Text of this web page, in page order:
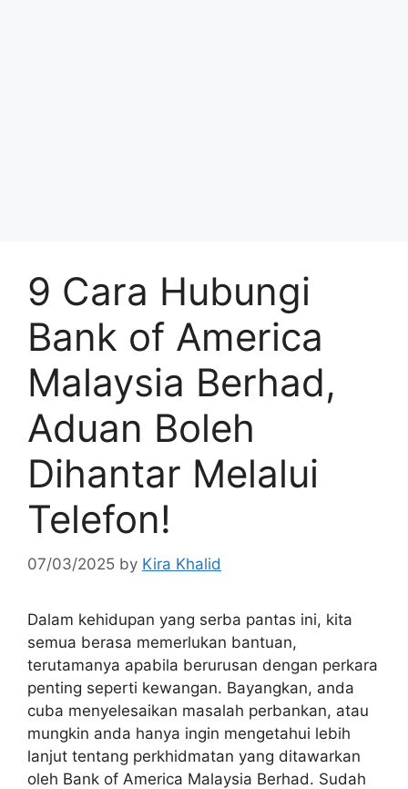
9 Cara Hubungi
Bank of America
Malaysia Berhad,
Aduan Boleh
Dihantar Melalui
Telefon!
07/03/2025 by Kira Khalid
Dalam kehidupan yang serba pantas ini, kita
semua berasa memerlukan bantuan,
terutamanya apabila berurusan dengan perkara
penting seperti kewangan. Bayangkan, anda
cuba menyelesaikan masalah perbankan, atau
mungkin anda hanya ingin mengetahui lebih
lanjut tentang perkhidmatan yang ditawarkan
oleh Bank of America Malaysia Berhad. Sudah